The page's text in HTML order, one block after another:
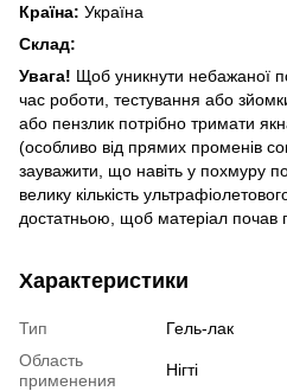
Країна: Україна
Склад:
Увага! Щоб уникнути небажаної
час роботи, тестування або
або пензлик потрібно тримати
(особливо від прямих променів
зауважити, що навіть у похмуру
велику кількість
достатньою, щоб матеріал почав
Характеристики
Тип
Гель-лак
Область
применения
Нігті